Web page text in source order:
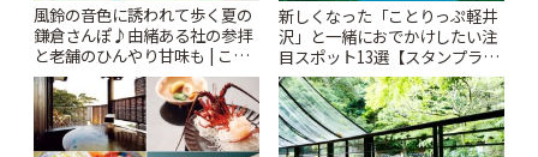
風鈴の音色に誘われて歩く夏の
鎌倉さんぽ♪由緒ある社の参拝
と老舗のひんやり甘味も | こと
りっぷ
新しくなった「ことりっぷ軽井
沢」と一緒におでかけしたい注
目スポット13選【スタンプラリ
ー開催中】 | ことりっぷ